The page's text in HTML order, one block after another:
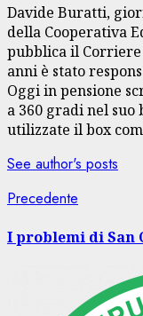
Davide Buratti,
della Cooperativa
pubblica il Corriere
anni è stato
Oggi in pensione
a 360 gradi nel suo
utilizzate il box
See author's posts
Navigazione
articolo
Precedente
I problemi di San